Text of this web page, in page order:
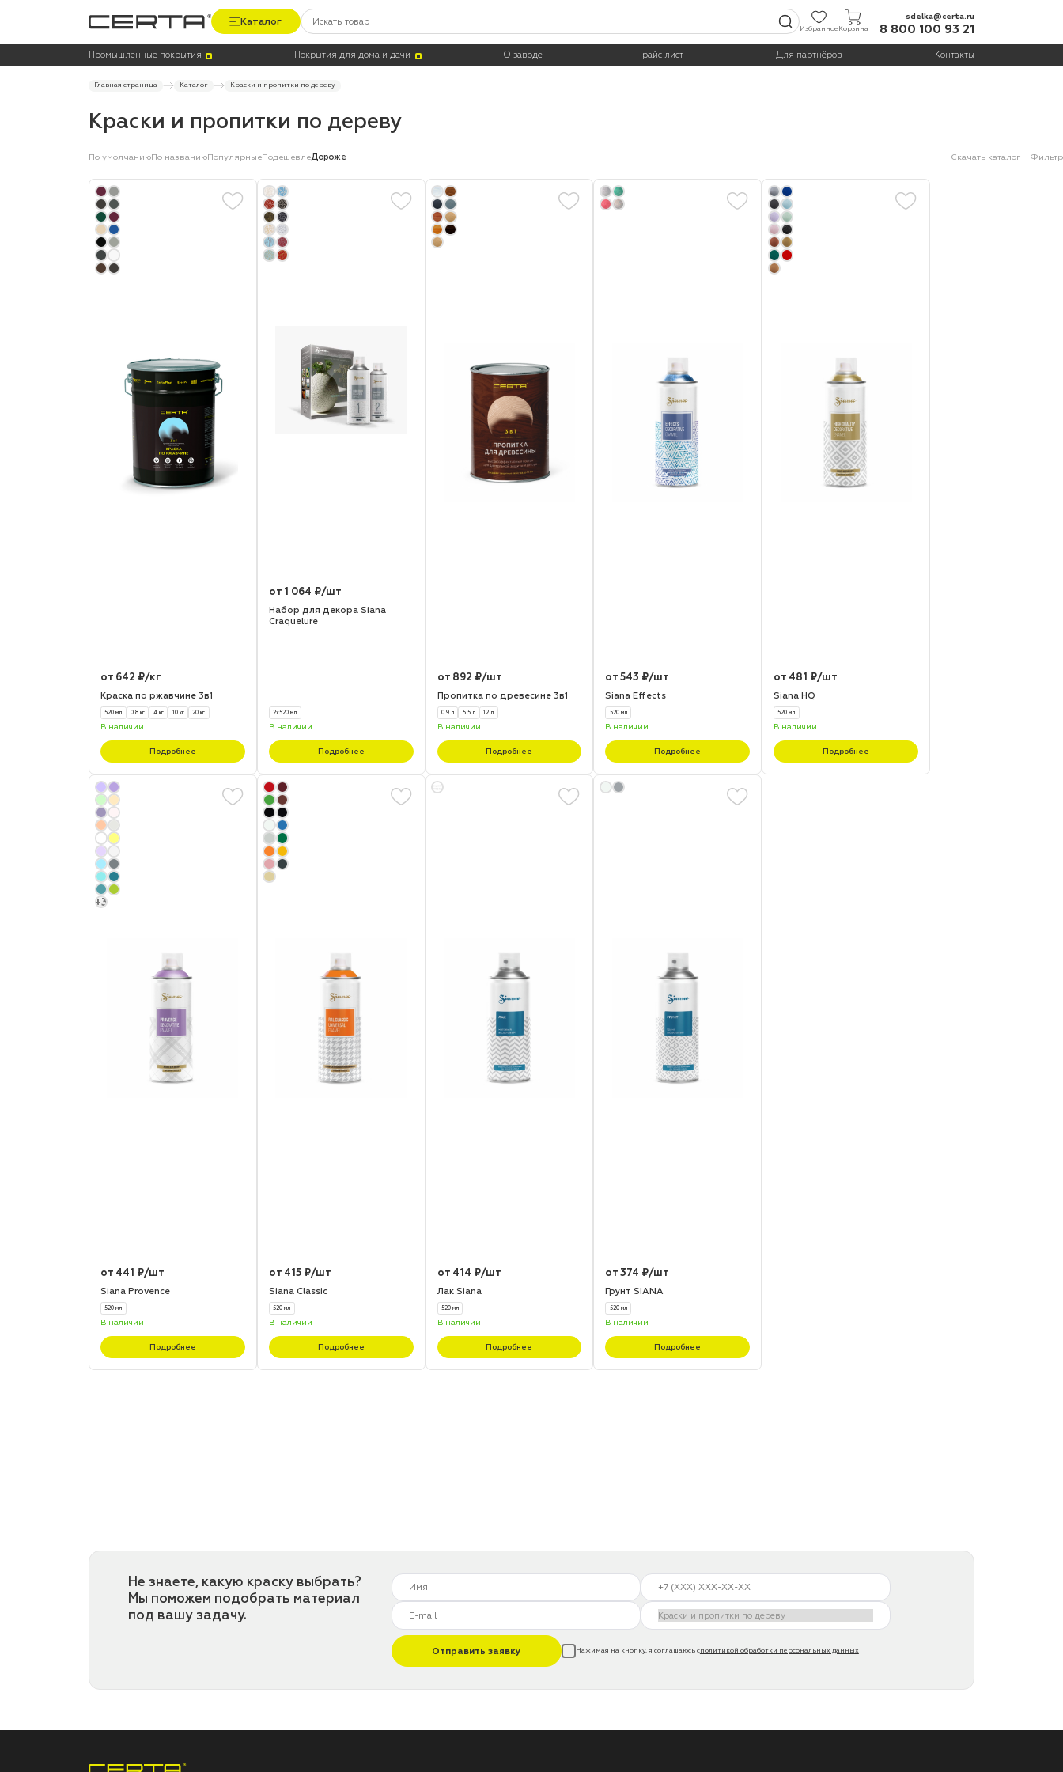
Каталог
ИзбранноеКорзина
sdelka@certa.ru
8 800 100 93 21
Промышленные покрытия Покрытия для дома и дачи О заводе Прайс лист Для партнёров Контакты
Главная страница Каталог Краски и пропитки по дереву
Краски и пропитки по дереву
Термостойкость, до °C Цвет Тара
По умолчаниюПо названиюПопулярныеПодешевлеДороже Скачать каталог Фильтр
от 642 ₽/кг
Краска по ржавчине 3в1
520 мл 0.8 кг 4 кг 10 кг 20 кг
В наличии
Подробнее
от 1 064 ₽/шт
Набор для декора Siana
Craquelure
2х520 мл
В наличии
Подробнее
от 892 ₽/шт
Пропитка по древесине 3в1
0.9 л 5.5 л 12 л
В наличии
Подробнее
от 543 ₽/шт
Siana Effects
520 мл
В наличии
Подробнее
от 481 ₽/шт
Siana HQ
520 мл
В наличии
Подробнее
+3
от 441 ₽/шт
Siana Provence
520 мл
В наличии
Подробнее
от 415 ₽/шт
Siana Classic
520 мл
В наличии
Подробнее
от 414 ₽/шт
Лак Siana
520 мл
В наличии
Подробнее
от 374 ₽/шт
Грунт SIANA
520 мл
В наличии
Подробнее
Не знаете, какую краску выбрать?
Мы поможем подобрать материал
под вашу задачу.
Отправить заявку Нажимая на кнопку, я соглашаюсь сполитикой обработки персональных данных